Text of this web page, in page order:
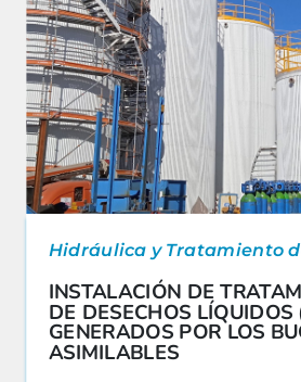
Hidráulica y Tratamiento
INSTALACIÓN DE
DE DESECHOS LÍQUIDOS
GENERADOS POR LOS
ASIMILABLES